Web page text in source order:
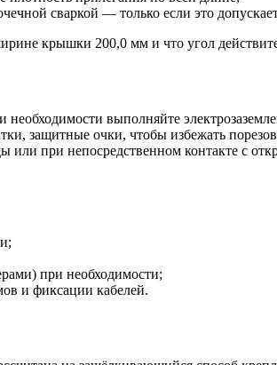
сваркой — только если это
крышки 200,0 мм и что угол
выполняйте
защитные очки, чтобы избежать
или при непосредственном контакте с
при необходимости;
и фиксации кабелей.